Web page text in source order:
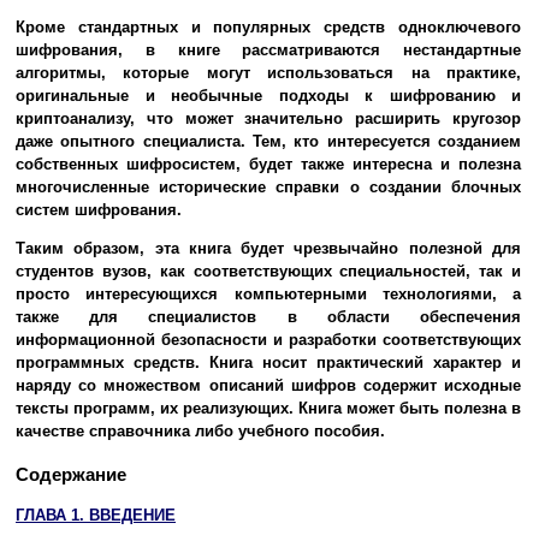
Кроме стандартных и популярных средств одноключевого
шифрования, в книге рассматриваются нестандартные
алгоритмы, которые могут использоваться на практике,
оригинальные и необычные подходы к шифрованию и
криптоанализу, что может значительно расширить кругозор
даже опытного специалиста. Тем, кто интересуется созданием
собственных шифросистем, будет также интересна и полезна
многочисленные исторические справки о создании блочных
систем шифрования.
Таким образом, эта книга будет чрезвычайно полезной для
студентов вузов, как соответствующих специальностей, так и
просто интересующихся компьютерными технологиями, а
также для специалистов в области обеспечения
информационной безопасности и разработки соответствующих
программных средств. Книга носит практический характер и
наряду со множеством описаний шифров содержит исходные
тексты программ, их реализующих. Книга может быть полезна в
качестве справочника либо учебного пособия.
Содержание
ГЛАВА 1. ВВЕДЕНИЕ